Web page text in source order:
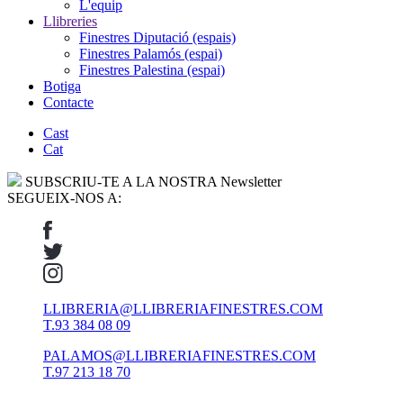
L'equip
Llibreries
Finestres Diputació (espais)
Finestres Palamós (espai)
Finestres Palestina (espai)
Botiga
Contacte
Cast
Cat
SUBSCRIU-TE A LA NOSTRA Newsletter
SEGUEIX-NOS A:
LLIBRERIA@LLIBRERIAFINESTRES.COM
T.93 384 08 09
PALAMOS@LLIBRERIAFINESTRES.COM
T.97 213 18 70